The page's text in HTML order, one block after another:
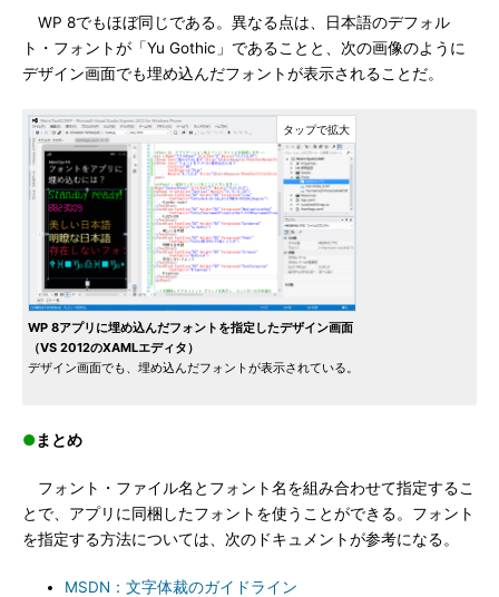
WP 8でもほぼ同じである。異なる点は、日本語のデフォル
ト・フォントが「Yu Gothic」であることと、次の画像のように
デザイン画面でも埋め込んだフォントが表示されることだ。
WP 8アプリに埋め込んだフォントを指定したデザイン画面
（VS 2012のXAMLエディタ）
デザイン画面でも、埋め込んだフォントが表示されている。
●まとめ
フォント・ファイル名とフォント名を組み合わせて指定するこ
とで、アプリに同梱したフォントを使うことができる。フォント
を指定する方法については、次のドキュメントが参考になる。
MSDN：文字体裁のガイドライン